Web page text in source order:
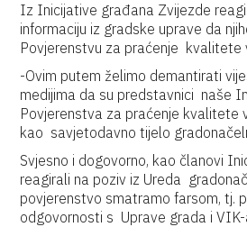
Iz Inicijative građana Zvijezde
informaciju iz gradske uprave da
Povjerenstvu za praćenje kvalitete
-Ovim putem želimo demantirati
medijima da su predstavnici naše
Povjerenstva za praćenje kvalitete
kao savjetodavno tijelo
Svjesno i dogovorno, kao članovi
reagirali na poziv iz Ureda
povjerenstvo smatramo farsom, tj.
odgovornosti s Uprave grada i